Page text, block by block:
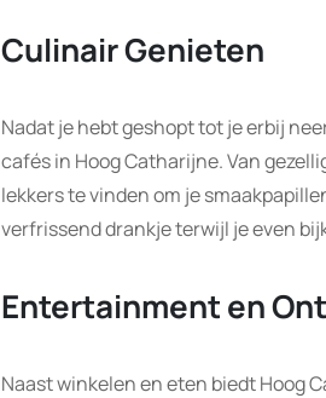
Culinair Genieten
Nadat je hebt geshopt tot je erbij
cafés in Hoog Catharijne. Van
lekkers te vinden om je
verfrissend drankje terwijl je even
Entertainment en
Naast winkelen en eten biedt Hoog